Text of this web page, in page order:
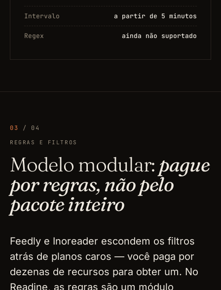
Intervalo a partir de 5 minutos
Regex ainda não suportado
03 / 04
REGRAS E FILTROS
Modelo modular: pague
por regras, não pelo
pacote inteiro
Feedly e Inoreader escondem os filtros
atrás de planos caros — você paga por
dezenas de recursos para obter um. No
Readine, as regras são um módulo